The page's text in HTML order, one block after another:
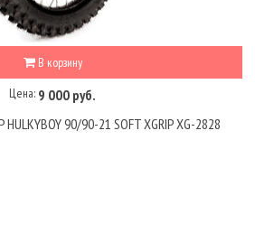
В корзину
Цена: 9 000 руб.
90/90-21 SOFT XGRIP XG-2828